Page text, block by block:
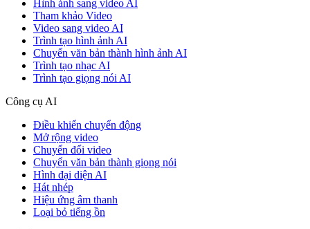
Hình ảnh sang video AI
Tham khảo Video
Video sang video AI
Trình tạo hình ảnh AI
Chuyển văn bản thành hình ảnh AI
Trình tạo nhạc AI
Trình tạo giọng nói AI
Công cụ AI
Điều khiển chuyển động
Mở rộng video
Chuyển đổi video
Chuyển văn bản thành giọng nói
Hình đại diện AI
Hát nhép
Hiệu ứng âm thanh
Loại bỏ tiếng ồn